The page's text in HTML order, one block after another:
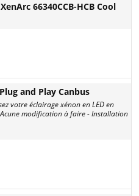
66340CCB-HCB Cool
and Play Canbus
votre éclairage xénon en LED en
Acune modification à faire - Installation